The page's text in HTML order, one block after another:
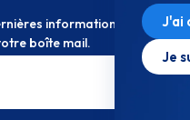
informations sur le
boîte mail.
J'ai
Je